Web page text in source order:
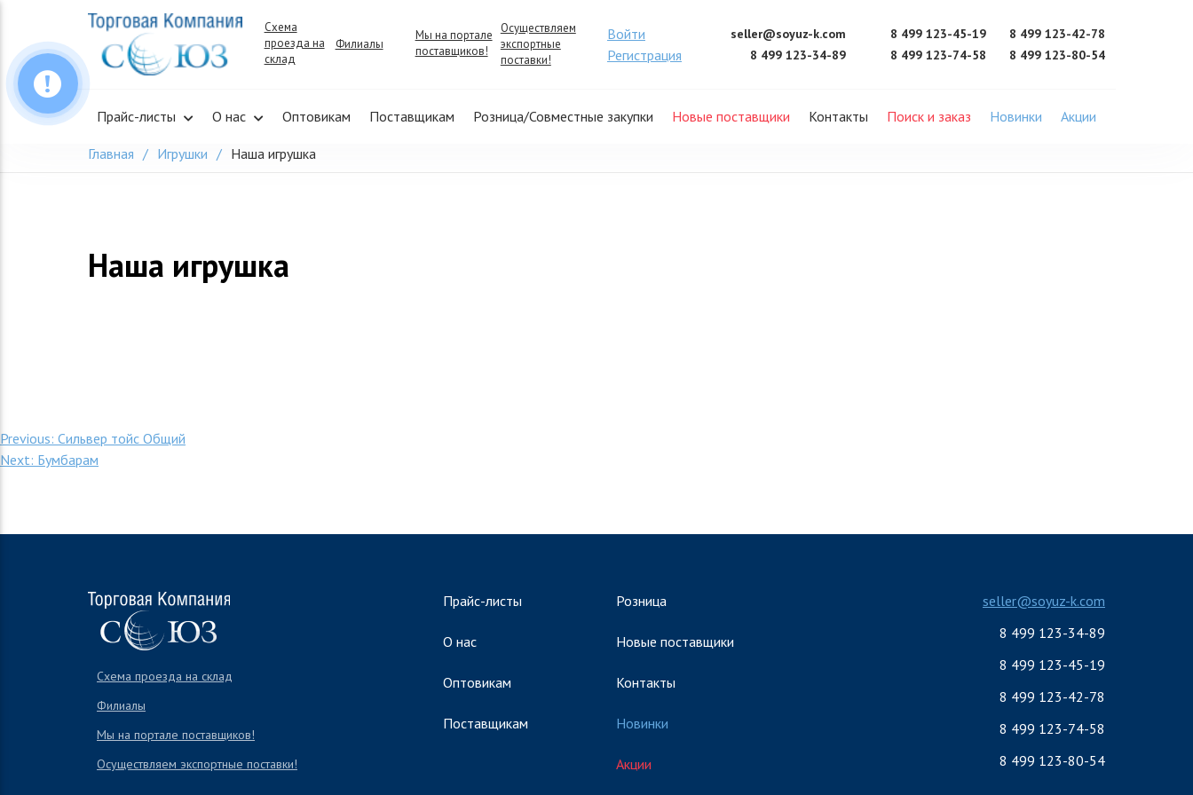
content
Схема
проезда на
склад
Филиалы
Мы на портале
поставщиков!
Осуществляем
экспортные
поставки!
Войти
Регистрация
seller@soyuz-k.com
8 499 123-34-89
8 499 123-45-19
8 499 123-42-78
8 499 123-74-58
8 499 123-80-54
Прайс-листы О нас Оптовикам Поставщикам Розница/Совместные закупки Новые поставщики Контакты Поиск и заказ Новинки Акции
Главная Игрушки Наша игрушка
Наша игрушка
Навигация
записям
Previous: Сильвер тойс Общий
Next: Бумбарам
Схема проезда на склад
Филиалы
Мы на портале поставщиков!
Осуществляем экспортные поставки!
Прайс-листы
О нас
Оптовикам
Поставщикам
Розница
Новые поставщики
Контакты
Новинки
Акции
seller@soyuz-k.com
8 499 123-34-89
8 499 123-45-19
8 499 123-42-78
8 499 123-74-58
8 499 123-80-54